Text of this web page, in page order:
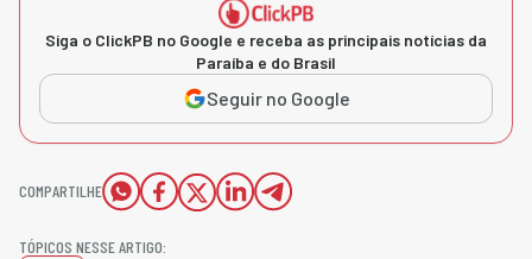
Siga o ClickPB no Google e receba as principais notícias da
Paraíba e do Brasil
Seguir no Google
COMPARTILHE
TÓPICOS NESSE ARTIGO: